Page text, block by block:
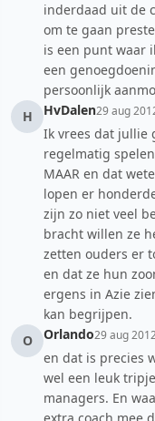
inderdaad uit de
om te gaan
is een punt waar
een
persoonlijk
H
HvDalen29 aug
Ik vrees dat jullie
regelmatig
MAAR en dat
lopen er
zijn zo niet veel
bracht willen ze
zetten ouders er
en dat ze hun
ergens in Azie
kan begrijpen.
O
Orlando29 aug
en dat is precies
wel een leuk
managers. En